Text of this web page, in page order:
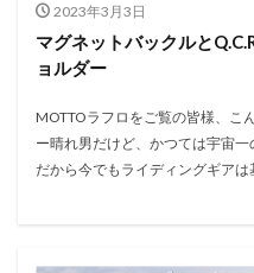
2023年3月3日
マグネットバックルと
ョルダー
MOTTOラフロをご覧の皆様、こ
ー晴れ男だけど、かつては宇宙一
だから今でもライディングギア